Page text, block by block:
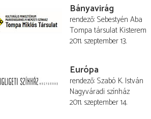
Bányavirág
rendező Sebestyén Aba
Tompa társulat Kisterem
2011. szeptember 13.
Európa
rendező Szabó K. István
Nagyváradi színház
2011. szeptember 14.